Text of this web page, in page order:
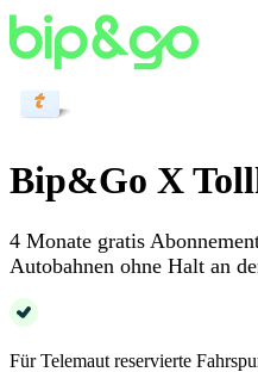
Bip&Go X
4 Monate gratis
Autobahnen ohne Halt an
Für Telemaut reservierte